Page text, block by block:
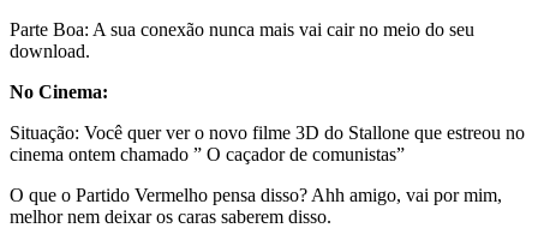
Parte Boa: A sua conexão nunca mais vai cair no meio do seu
download.
No Cinema:
Situação: Você quer ver o novo filme 3D do Stallone que estreou no
cinema ontem chamado ” O caçador de comunistas”
O que o Partido Vermelho pensa disso? Ahh amigo, vai por mim,
melhor nem deixar os caras saberem disso.